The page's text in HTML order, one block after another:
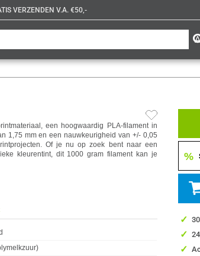
VERZENDEN V.A. €50,-
een hoogwaardig PLA-filament in
1,75 mm en een nauwkeurigheid van +/- 0,05
Of je nu op zoek bent naar een
kleurentint, dit 1000 gram filament kan je
%
✓
✓
✓